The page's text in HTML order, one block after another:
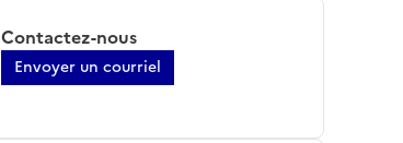
Contactez-nous
Envoyer un courriel